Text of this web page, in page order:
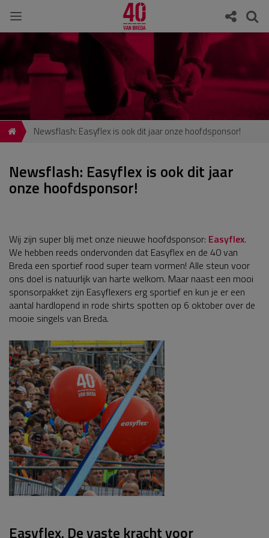
Newsflash: Easyflex is ook dit jaar onze hoofdsponsor!
Newsflash: Easyflex is ook dit jaar
onze hoofdsponsor!
Wij zijn super blij met onze nieuwe hoofdsponsor: Easyflex.
We hebben reeds ondervonden dat Easyflex en de 40 van
Breda een sportief rood super team vormen! Alle steun voor
ons doel is natuurlijk van harte welkom. Maar naast een mooi
sponsorpakket zijn Easyflexers erg sportief en kun je er een
aantal hardlopend in rode shirts spotten op 6 oktober over de
mooie singels van Breda.
Easyflex. De vaste kracht voor